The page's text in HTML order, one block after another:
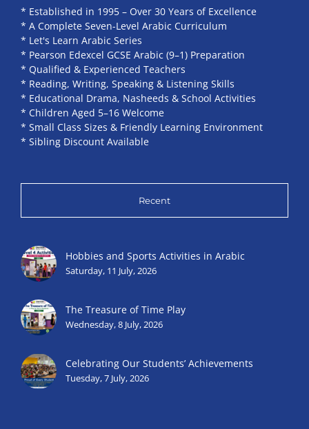
* Established in 1995 – Over 30 Years of Excellence
* A Complete Seven-Level Arabic Curriculum
* Let's Learn Arabic Series
* Pearson Edexcel GCSE Arabic (9–1) Preparation
* Qualified & Experienced Teachers
* Reading, Writing, Speaking & Listening Skills
* Educational Drama, Nasheeds & School Activities
* Children Aged 5–16 Welcome
* Small Class Sizes & Friendly Learning Environment
* Sibling Discount Available
Recent
Hobbies and Sports Activities in Arabic
Saturday, 11 July, 2026
The Treasure of Time Play
Wednesday, 8 July, 2026
Celebrating Our Students’ Achievements
Tuesday, 7 July, 2026